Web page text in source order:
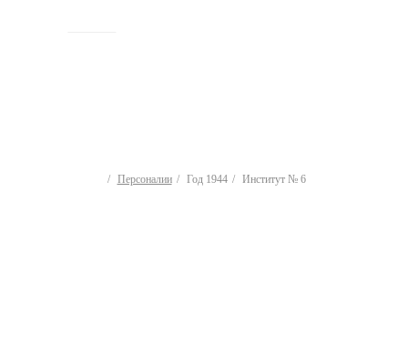
Персоналии Год 1944 Институт № 6